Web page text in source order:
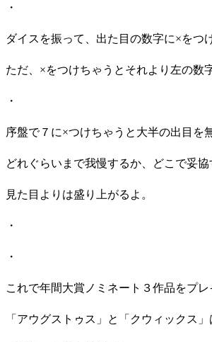
・
ダイスを振って、出た目の数字に×をつ
ただ、×をつけちゃうとそれより左の数
・
序盤で７に×つけちゃうと大半の出目を
どれぐらいまで我慢するか、どこで妥協
見た目よりは盛り上がるよ。
・
・
これで年間大賞ノミネート３作品をプレ
「アウグストゥス」と「クウィックス